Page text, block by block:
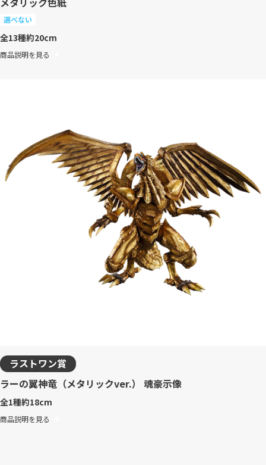
選べない
全13種約20cm
商品説明を見る
ラストワン賞
ラーの翼神竜（メタリックver.） 魂豪示像
全1種約18cm
商品説明を見る